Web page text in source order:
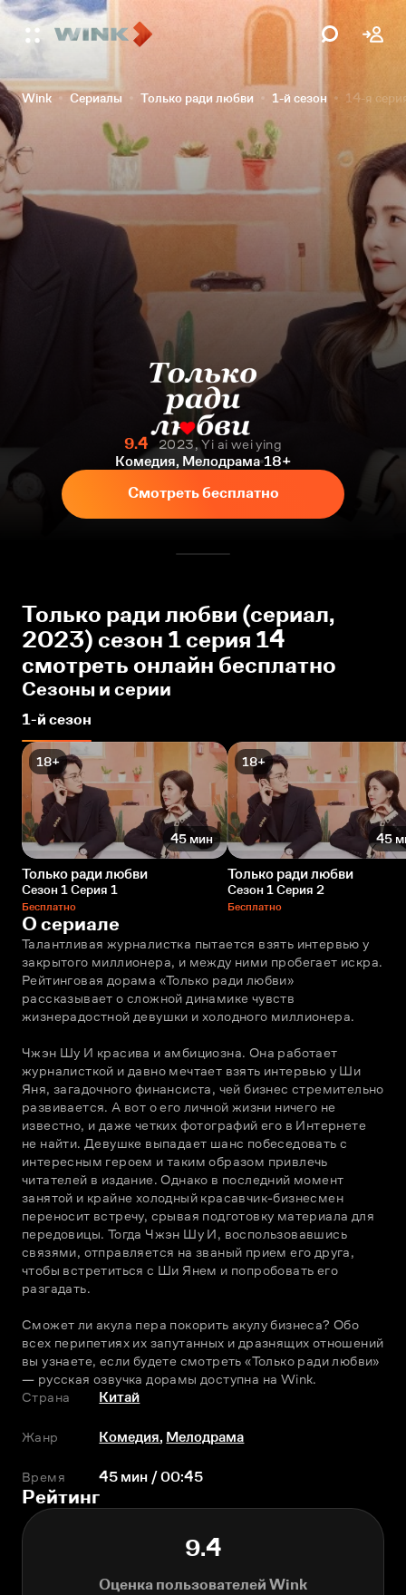
Wink Сериалы Только ради любви 1-й сезон 14-я
9.4
2023, Yi ai wei ying
Комедия, Мелодрама 18+
Смотреть бесплатно
Только ради любви (сериал,
2023) сезон 1 серия 14
смотреть онлайн бесплатно
Сезоны и серии
1-й сезон
18+
45 мин
Только ради любви
Сезон 1 Серия 1
Бесплатно
18+
45
Только ради любви
Сезон 1 Серия 2
Бесплатно
О сериале
Талантливая журналистка пытается взять интервью у
закрытого миллионера, и между ними пробегает искра.
Рейтинговая дорама «Только ради любви»
рассказывает о сложной динамике чувств
жизнерадостной девушки и холодного миллионера.
Чжэн Шу И красива и амбициозна. Она работает
журналисткой и давно мечтает взять интервью у Ши
Яня, загадочного финансиста, чей бизнес стремительно
развивается. А вот о его личной жизни ничего не
известно, и даже четких фотографий его в Интернете
не найти. Девушке выпадает шанс побеседовать с
интересным героем и таким образом привлечь
читателей в издание. Однако в последний момент
занятой и крайне холодный красавчик-бизнесмен
переносит встречу, срывая подготовку материала для
передовицы. Тогда Чжэн Шу И, воспользовавшись
связями, отправляется на званый прием его друга,
чтобы встретиться с Ши Янем и попробовать его
разгадать.
Сможет ли акула пера покорить акулу бизнеса? Обо
всех перипетиях их запутанных и дразнящих отношений
вы узнаете, если будете смотреть «Только ради любви»
— русская озвучка дорамы доступна на Wink.
Страна
Китай
Жанр Комедия, Мелодрама
Время 45 мин / 00:45
Рейтинг
9.4
Оценка пользователей Wink